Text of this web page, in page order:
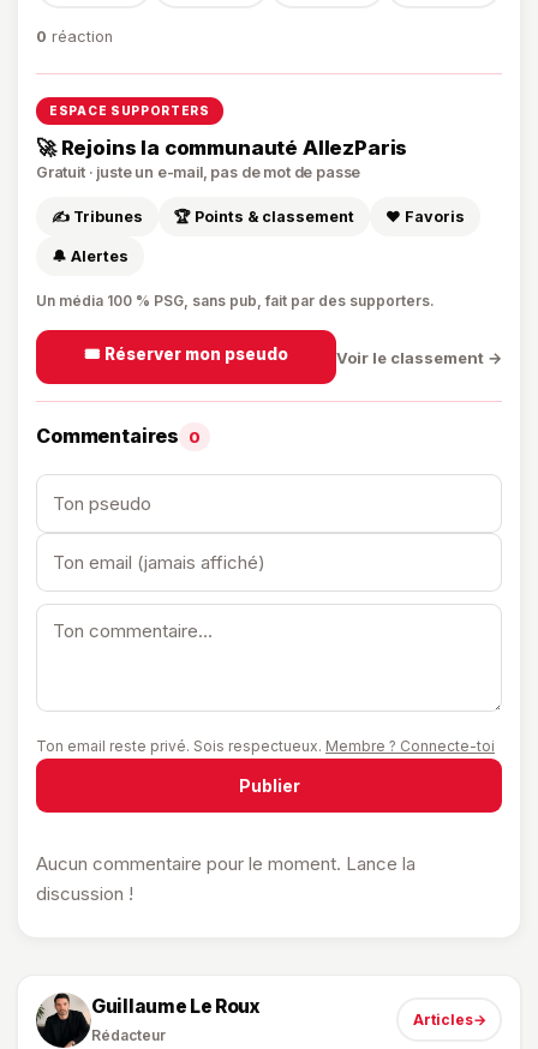
0 réaction
ESPACE SUPPORTERS
🚀 Rejoins la communauté AllezParis
Gratuit · juste un e-mail, pas de mot de passe
✍️ Tribunes 🏆 Points & classement ❤️ Favoris
🔔 Alertes
Un média 100 % PSG, sans pub, fait par des supporters.
🎟️ Réserver mon pseudo Voir le classement →
Commentaires 0
Ton email reste privé. Sois respectueux. Membre ? Connecte-toi
Publier
Aucun commentaire pour le moment. Lance la
discussion !
Guillaume Le Roux
Rédacteur
Articles→